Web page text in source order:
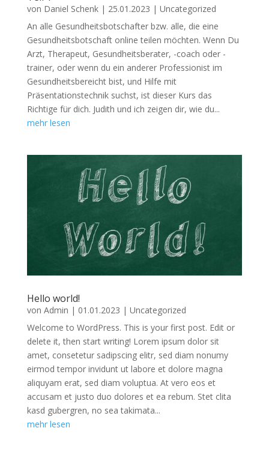
von Daniel Schenk| 25.01.2023 | Uncategorized
An alle Gesundheitsbotschafter bzw. alle, die eine
Gesundheitsbotschaft online teilen möchten. Wenn Du
Arzt, Therapeut, Gesundheitsberater, -coach oder -
trainer, oder wenn du ein anderer Professionist im
Gesundheitsbereicht bist, und Hilfe mit
Präsentationstechnik suchst, ist dieser Kurs das
Richtige für dich. Judith und ich zeigen dir, wie du...
mehr lesen
Hello world!
von Admin | 01.01.2023 | Uncategorized
Welcome to WordPress. This is your first post. Edit or
delete it, then start writing! Lorem ipsum dolor sit
amet, consetetur sadipscing elitr, sed diam nonumy
eirmod tempor invidunt ut labore et dolore magna
aliquyam erat, sed diam voluptua. At vero eos et
accusam et justo duo dolores et ea rebum. Stet clita
kasd gubergren, no sea takimata...
mehr lesen